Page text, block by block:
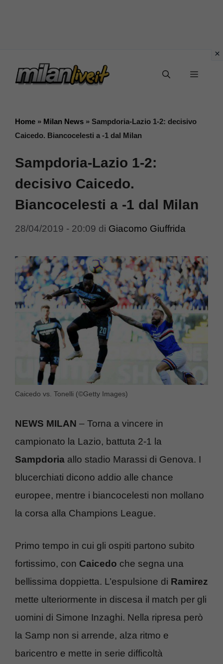
Menu
Home » Milan News » Sampdoria-Lazio 1-2: decisivo
Caicedo. Biancocelesti a -1 dal Milan
Sampdoria-Lazio 1-2:
decisivo Caicedo.
Biancocelesti a -1 dal Milan
28/04/2019 - 20:09 di Giacomo Giuffrida
Caicedo vs. Tonelli (©Getty Images)
NEWS MILAN – Torna a vincere in
campionato la Lazio, battuta 2-1 la
Sampdoria allo stadio Marassi di Genova. I
blucerchiati dicono addio alle chance
europee, mentre i biancocelesti non mollano
la corsa alla Champions League.
Primo tempo in cui gli ospiti partono subito
fortissimo, con Caicedo che segna una
bellissima doppietta. L’espulsione di Ramirez
mette ulteriormente in discesa il match per gli
uomini di Simone Inzaghi. Nella ripresa però
la Samp non si arrende, alza ritmo e
baricentro e mette in serie difficoltà